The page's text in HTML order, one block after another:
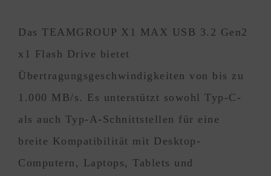
Das TEAMGROUP X1 MAX USB 3.2 Gen2
x1 Flash Drive bietet
Übertragungsgeschwindigkeiten von bis zu
1.000 MB/s. Es unterstützt sowohl Typ-C-
als auch Typ-A-Schnittstellen für eine
breite Kompatibilität mit Desktop-
Computern, Laptops, Tablets und